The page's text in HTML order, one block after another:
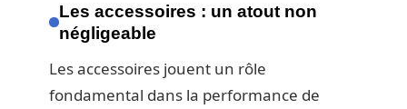
Les accessoires : un atout non
négligeable
Les accessoires jouent un rôle
fondamental dans la performance de